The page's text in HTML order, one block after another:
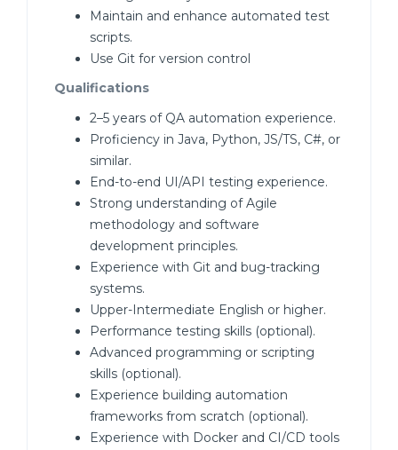
Maintain and enhance automated test
scripts.
Use Git for version control
Qualifications
2–5 years of QA automation experience.
Proficiency in Java, Python, JS/TS, C#, or
similar.
End-to-end UI/API testing experience.
Strong understanding of Agile
methodology and software
development principles.
Experience with Git and bug-tracking
systems.
Upper-Intermediate English or higher.
Performance testing skills (optional).
Advanced programming or scripting
skills (optional).
Experience building automation
frameworks from scratch (optional).
Experience with Docker and CI/CD tools